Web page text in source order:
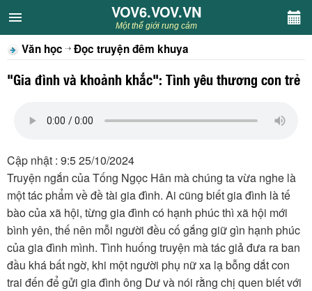
VOV6.VOV.VN
CHUYÊN MỤC
Khách VOV6
Văn học
Nghệ thuật
Sân khấu
Thiếu nhi
Kết nối VOV6
VOV6.VOV.VN
Một thế giới rung cảm
Văn học Đọc truyện đêm khuya
"Gia đình và khoảnh khắc": Tình yêu thương con trẻ
Cập nhật : 9:5 25/10/2024
Truyện ngắn của Tống Ngọc Hân mà chúng ta vừa nghe là
một tác phẩm về đề tài gia đình. Ai cũng biết gia đình là tế
bào của xã hội, từng gia đình có hạnh phúc thì xã hội mới
bình yên, thế nên mỗi người đều cố gắng giữ gìn hạnh phúc
của gia đình mình. Tình huống truyện mà tác giả đưa ra ban
đầu khá bất ngờ, khi một người phụ nữ xa lạ bỗng dắt con
trai đến để gửi gia đình ông Dư và nói rằng chị quen biết với